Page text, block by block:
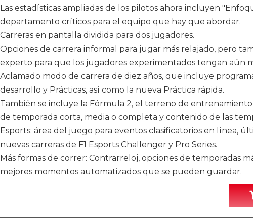
Las estadísticas ampliadas de los pilotos ahora incluyen
departamento críticos para el equipo que hay que abordar.
Carreras en pantalla dividida para dos jugadores.
Opciones de carrera informal para jugar más relajado, pero
experto para que los jugadores experimentados tengan aún
Aclamado modo de carrera de diez años, que incluye
desarrollo y Prácticas, así como la nueva Práctica rápida.
También se incluye la Fórmula 2, el terreno de entrenamiento
de temporada corta, media o completa y contenido de las
Esports: área del juego para eventos clasificatorios en línea,
nuevas carreras de F1 Esports Challenger y Pro Series.
Más formas de correr: Contrarreloj, opciones de temporadas
mejores momentos automatizados que se pueden guardar.